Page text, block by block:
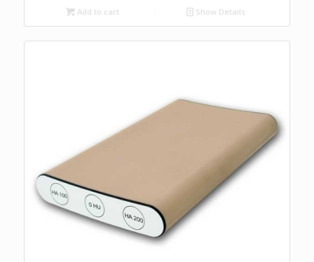
Add to cart Show Details